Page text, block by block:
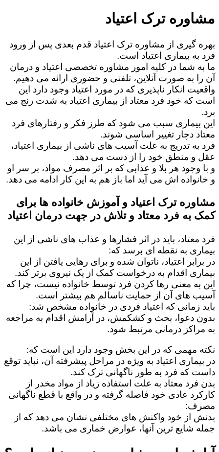
مشاوره ترک اعتیاد
بهره گیری از مشاوره ترک اعتیاد قدم بعدی پس از ورود
فرد به بیماری اعتیاد است.
ما به شما در کلیه امور مشاوره تخصصی اعتیاد و درمان
آن را به صورت آنلاین، تلفنی و حضوری ارائه می دهیم.
واقعیت انکار ناپذیری که در مورد اعتیاد وجود دارد این
است که خود فرد معتاد از بیماری اعتیاد به شدت رنج می
برد.
این بیماری سبب می شود که طرز فکر و رفتارهای فرد
معتاد دچار تغییر اساسی شوند.
فرد به تدریج به علت آسیب های ناشی از بیماری اعتیاد،
عقل و منطق خود را از دست می دهد.
و با وجود هر بلا و عذابی که بر اثر مصرف مواد، بر سر او
و خانواده اش می آید اما باز هم به این کار ادامه می دهد.
مشاوره ترک اعتیاد و آموزش خانواده ها برای
کمک به فرد معتاد و تلاش در جهت درمان اعتیاد
فرد معتاد، باید در اثر فشارها و عذاب های ناشی از این
بیماری به نقطه ای برسد که:
در برابر اعتیاد، ناتوان شده و برای رهایی یافتن از این
بیماری اقدام به درخواست کمک از یک نیروی برتر کند.
این به معنی رها کردن فرد توسط خانواده نیست، چرا که
آسیب های آن از حمایت ناسالم هم بیشتر است.
باید زمانی که اعتیاد فردی در خانواده مشخص شد:
بدون دعوا، بحث و کشکمش، در آرامش اقدام به مراجعه
به مراکز درمانی مرتبط شود.
نکته مهمی که در این بخش وجود دارد این است که:
در بیماری اعتیاد به ویژه در مراحل پیشرفته آن، نباید توقع
داست که فرد به طور ناگهانی ترک کند.
بدن فرد معتاد به علت استفاده زیاد از مواد مخدر از
کارکرد عادی خود فاصله گرفته و در واقع با قطع ناگهانی
مصرف:
بدنش از خود واکنش های مختلفی نشان می دهد که از
جمله شایع ترین آنها، عوارض خماری می باشد.